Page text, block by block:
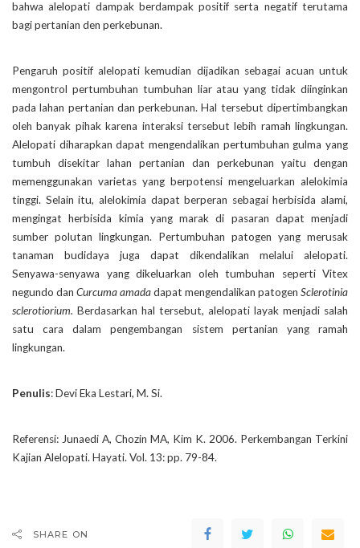
bahwa alelopati dampak berdampak positif serta negatif terutama
bagi pertanian den perkebunan.
Pengaruh positif alelopati kemudian dijadikan sebagai acuan untuk
mengontrol pertumbuhan tumbuhan liar atau yang tidak diinginkan
pada lahan pertanian dan perkebunan. Hal tersebut dipertimbangkan
oleh banyak pihak karena interaksi tersebut lebih ramah lingkungan.
Alelopati diharapkan dapat mengendalikan pertumbuhan gulma yang
tumbuh disekitar lahan pertanian dan perkebunan yaitu dengan
memenggunakan varietas yang berpotensi mengeluarkan alelokimia
tinggi. Selain itu, alelokimia dapat berperan sebagai herbisida alami,
mengingat herbisida kimia yang marak di pasaran dapat menjadi
sumber polutan lingkungan. Pertumbuhan patogen yang merusak
tanaman budidaya juga dapat dikendalikan melalui alelopati.
Senyawa-senyawa yang dikeluarkan oleh tumbuhan seperti Vitex
negundo dan Curcuma amadadapat mengendalikan patogen Sclerotinia
sclerotiorium. Berdasarkan hal tersebut, alelopati layak menjadi salah
satu cara dalam pengembangan sistem pertanian yang ramah
lingkungan.
Penulis: Devi Eka Lestari, M. Si.
Referensi: Junaedi A, Chozin MA, Kim K. 2006. Perkembangan Terkini
Kajian Alelopati. Hayati. Vol. 13: pp. 79-84.
SHARE ON